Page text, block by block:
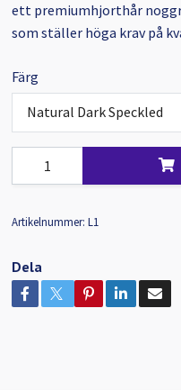
ett premiumhjorthår
som ställer höga krav på
Färg
Natural Dark Speckled
Artikelnummer: L1
Dela